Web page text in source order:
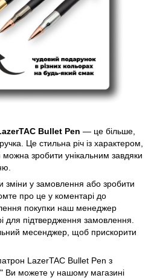
Bullet Pen — це більше,
Це стильна річ із характером,
зробити унікальним завдяки
зміни у замовлення або зробити
про це у коментарі до
покупки наш менеджер
для підтвердження замовлення.
месенджер, щоб прискорити
LazerTAC Bullet Pen з
Ви можете у нашому магазині